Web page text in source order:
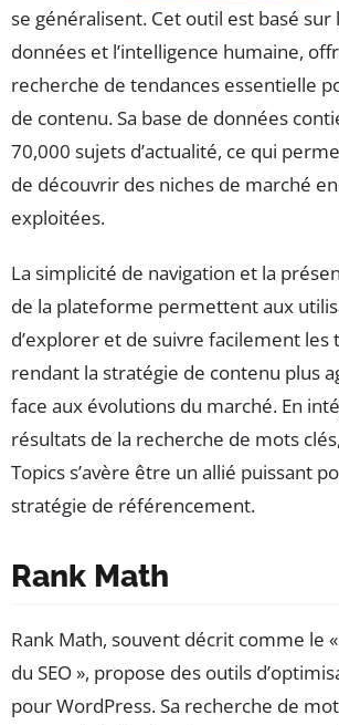
se généralisent. Cet outil est basé sur
données et l’intelligence humaine,
recherche de tendances essentielle
de contenu. Sa base de données
70,000 sujets d’actualité, ce qui
de découvrir des niches de marché
exploitées.
La simplicité de navigation et la
de la plateforme permettent aux
d’explorer et de suivre facilement les
rendant la stratégie de contenu plus
face aux évolutions du marché. En
résultats de la recherche de mots
Topics s’avère être un allié puissant
stratégie de référencement.
Rank Math
Rank Math, souvent décrit comme le
du SEO », propose des outils
pour WordPress. Sa recherche de